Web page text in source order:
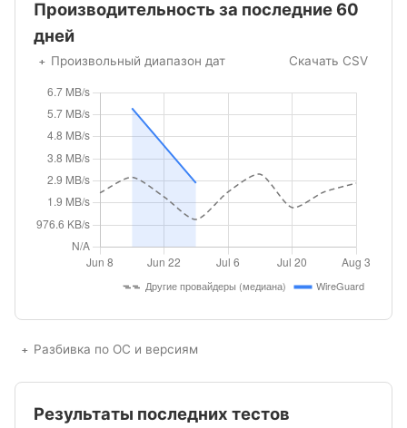
Производительность за последние 60
дней
Произвольный диапазон дат Скачать CSV
Разбивка по ОС и версиям
Результаты последних тестов